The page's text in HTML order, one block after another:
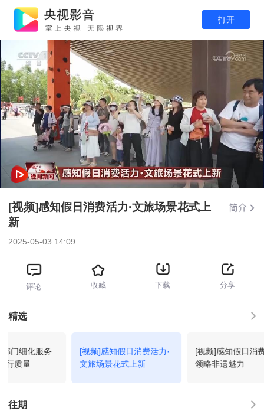
打开
[视频]感知假日消费活力·文旅场景花式上
新
2025-05-03 14:09
评论 收藏 下载 分享
精选
门细化服务
行质量
[视频]感知假日消费活力·
文旅场景花式上新
[视频]感知假日消
领略非遗魅力
往期
03:46
04:00 回看
今日说法-2026-143